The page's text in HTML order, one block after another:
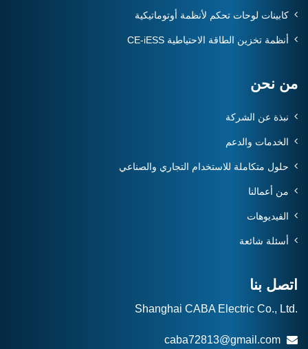
كابينات لوحات تحكم لأنظمة أوتوماتيكية
أنظمة تخزين الطاقة الاحتياطية CE-iESS
من نحن
نبذة عن الشركة
الخدمات والدعم
حلول متكاملة للاستخدام التجاري والصناعي
من أعمالنا
الفيديوهات
أسئلة شائعة
اتصل بنا
Shanghai CABA Electric Co., Ltd.
caba72813@gmail.com